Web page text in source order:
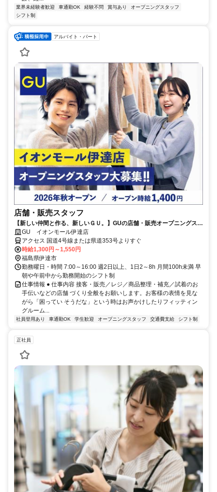
業界未経験者歓迎 車通勤OK 経験不問 賞与あり
オープニングスタッフ
シフト制
アルバイト・パート
店舗・販売スタッフ
【新しい仲間と作る、新しいＧＵ。】GUの店舗・販売オープニングスタ
ッフを募集します！
GU イオンモール伊達店
アクセス 国道4号線または県道353号よりすぐ
時給1,300円～1,550円
福島県伊達市
勤務曜日・時間 7:00～16:00 週2日以上、1日2～8h 月間100h未満 早
朝や午前中から勤務開始のシフト制
仕事情報 ● 仕事内容 接客・販売／レジ／商品整理・補充／試着のお
手伝いなどの店舗 づくり全般をお願いします。お客様の表情を見な
がら「困ってい そうだな」という時はお声かけしたりフィッティン
グルーム...
社員登用あり 車通勤OK 学生歓迎 オープニングスタッフ 交通費支給 シフト制
正社員